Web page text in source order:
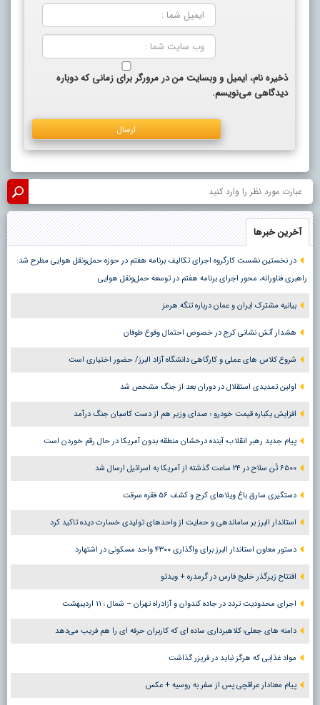
ذخیره نام، ایمیل و وبسایت من در مرورگر برای زمانی که دوباره
دیدگاهی می‌نویسم.
آخرین خبرها
در نخستین نشست کارگروه اجرای تکالیف برنامه هفتم در حوزه حمل‌ونقل هوایی مطرح شد:
راهبری فناورانه، محور اجرای برنامه هفتم در توسعه حمل‌ونقل هوایی
بیانیه مشترک ایران و عمان درباره تنگه هرمز
هشدار آتش نشانی کرج در خصوص احتمال وقوع طوفان
شروع کلاس های عملی و کارگاهی دانشگاه آزاد البرز/ حضور اختیاری است
اولین تمدیدی استقلال در دوران بعد از جنگ مشخص شد
افزایش یکباره قیمت خودرو ؛ صدای وزیر هم از دست کاسبان جنگ درآمد
پیام جدید رهبر انقلاب؛ آینده درخشان منطقه بدون آمریکا در حال رقم خوردن است
۶۵۰۰ تُن سلاح در ۲۴ ساعت گذشته از آمریکا به اسرائیل ارسال شد
دستگیری سارق باغ ویلاهای کرج و کشف ۵۶ فقره سرقت
استاندار البرز بر ساماندهی و حمایت از واحدهای تولیدی خسارت دیده تاکید کرد
دستور معاون استاندار البرز برای واگذاری ۴۳۰۰ واحد مسکونی در اشتهارد
افتتاح زیرگذر خلیج فارس در گرمدره + ویدئو
اجرای محدودیت تردد در جاده کندوان و آزادراه تهران – شمال ؛ ١١ اردیبهشت
دامنه های جعلی؛ کلاهبرداری ساده ای که کاربران حرفه ای را هم فریب می‌دهد
مواد غذایی که هرگز نباید در فریزر گذاشت
پیام معنادار عراقچی پس از سفر به روسیه + عکس